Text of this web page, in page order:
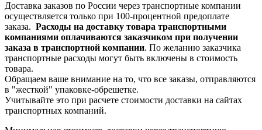
Доставка заказов по России через транспортные компании
осуществляется только при 100-процентной предоплате
заказа. Расходы на доставку товара транспортными
компаниями оплачиваются заказчиком при получении
заказа в транспортной компании. По желанию заказчика
транспортные расходы могут быть включены в стоимость
товара.
Обращаем ваше внимание на то, что все заказы, отправляются
в "жесткой" упаковке-обрешетке.
Учитывайте это при расчете стоимости доставки на сайтах
транспортных компаний.